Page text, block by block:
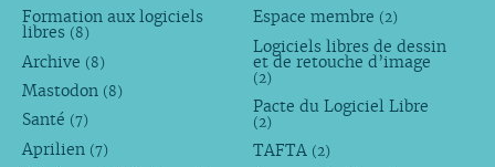
Formation aux logiciels
libres (8)
Archive (8)
Mastodon (8)
Santé (7)
Aprilien (7)
Espace membre (2)
Logiciels libres de dessin
et de retouche d’image
(2)
Pacte du Logiciel Libre
(2)
TAFTA (2)